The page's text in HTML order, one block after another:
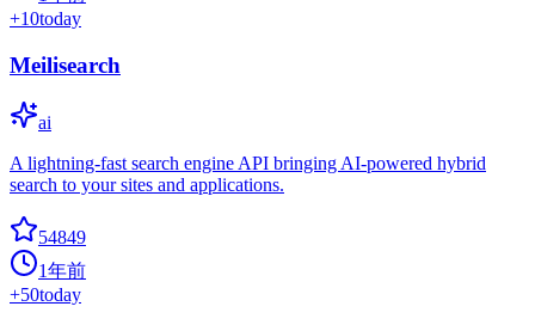
+10today
Meilisearch
ai
A lightning-fast search engine API bringing AI-powered hybrid
search to your sites and applications.
54849
1年前
+50today